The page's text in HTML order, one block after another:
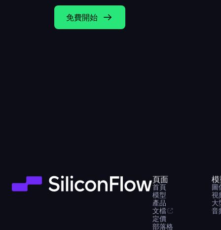
免費開始
頁面
首頁
模型
產品
文檔
定價
部落格
圖
視
大
音